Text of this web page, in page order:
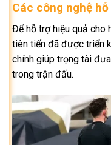
Các công nghệ
Để hỗ trợ hiệu quả cho
tiên tiến đã được triển
chính giúp trọng tài
trong trận đấu.